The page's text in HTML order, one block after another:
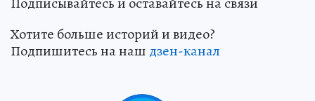
Хотите больше историй и видео?
Подпишитесь на наш дзен-канал